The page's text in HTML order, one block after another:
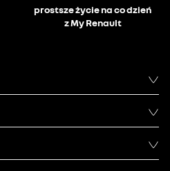
prostsze życie na co dzień
z My Renault